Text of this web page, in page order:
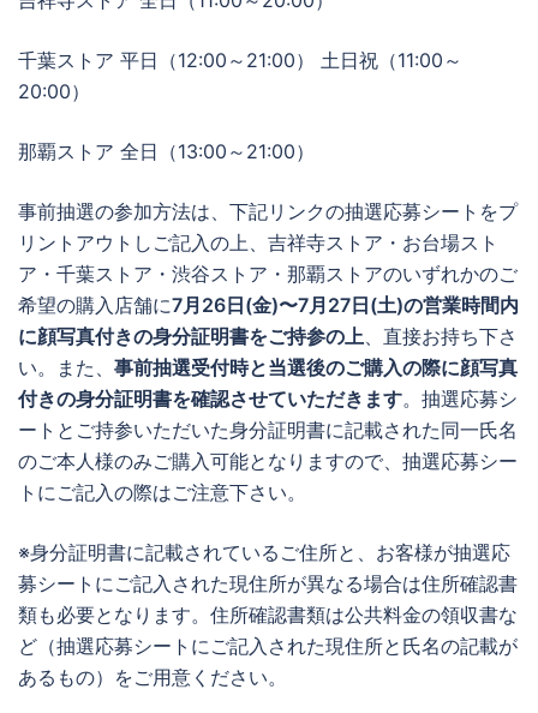
千葉ストア 平日（12:00～21:00） 土日祝（11:00～
20:00）
那覇ストア 全日（13:00～21:00）
事前抽選の参加方法は、下記リンクの抽選応募シートをプ
リントアウトしご記入の上、吉祥寺ストア・お台場スト
ア・千葉ストア・渋谷ストア・那覇ストアのいずれかのご
希望の購入店舗に7月26日(金)〜7月27日(土)の営業時間内
に顔写真付きの身分証明書をご持参の上、直接お持ち下さ
い。また、 事前抽選受付時と当選後のご購入の際に顔写真
付きの身分証明書を確認させていただきます。抽選応募シ
ートとご持参いただいた身分証明書に記載された同一氏名
のご本人様のみご購入可能となりますので、抽選応募シー
トにご記入の際はご注意下さい。
※身分証明書に記載されているご住所と、お客様が抽選応
募シートにご記入された現住所が異なる場合は住所確認書
類も必要となります。住所確認書類は公共料金の領収書な
ど（抽選応募シートにご記入された現住所と氏名の記載が
あるもの）をご用意ください。